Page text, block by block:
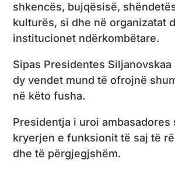
shkencës, bujqësisë,
kulturës, si dhe në organizatat
institucionet ndërkombëtare.
Sipas Presidentes Siljanovskaa
dy vendet mund të ofrojnë
në këto fusha.
Presidentja i uroi ambasadores
kryerjen e funksionit të saj të
dhe të përgjegjshëm.